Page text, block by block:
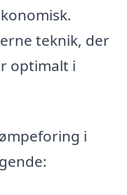
teknik, der
optimalt i
i